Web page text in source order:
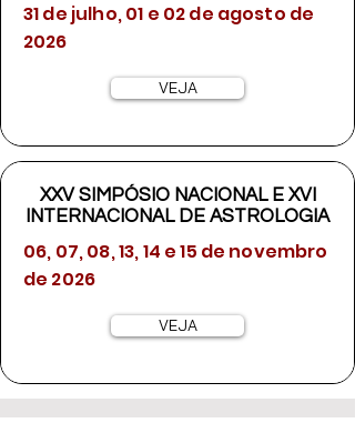
31 de julho, 01 e 02 de agosto de
2026
VEJA
XXV SIMPÓSIO NACIONAL E XVI
INTERNACIONAL DE ASTROLOGIA
06, 07, 08, 13, 14 e 15 de novembro
de 2026
VEJA